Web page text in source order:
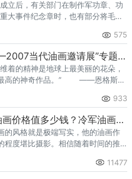
立后，有关部门在制作军功章、功
大事件纪念章时，也有部分将毛泽
选。
575
“共振—2007当代油画邀请展”专题阐释
的精神是地球上最美丽的花朵，
高的神奇作品。” ——恩格斯
933
冷军油画价格值多少钱？冷军油画拍卖价格纪录
的风格就是极端写实，他的油画作
程度堪比摄影。相信随着时间的推
的收藏值得大家期待。
11477